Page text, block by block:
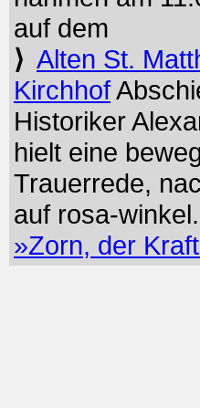
auf dem
⟩ Alten St.
Kirchhof
Historiker
hielt eine
Trauerrede,
auf rosa-
»Zorn, der